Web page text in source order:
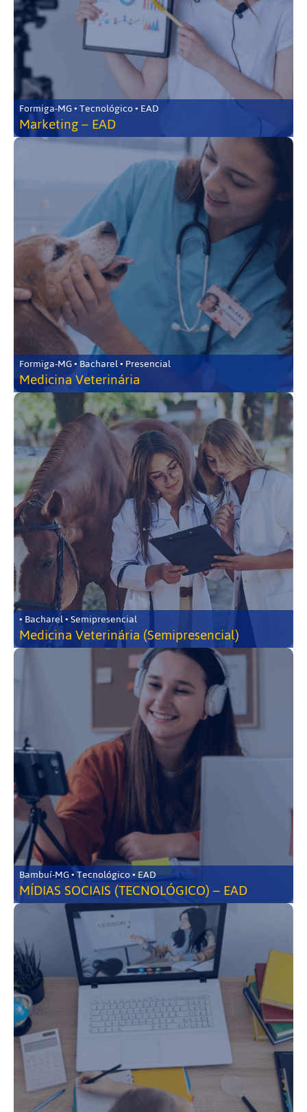
Formiga-MG • Tecnológico • EAD
Marketing – EAD
Formiga-MG • Bacharel • Presencial
Medicina Veterinária
• Bacharel • Semipresencial
Medicina Veterinária (Semipresencial)
Bambuí-MG • Tecnológico • EAD
MÍDIAS SOCIAIS (TECNOLÓGICO) – EAD